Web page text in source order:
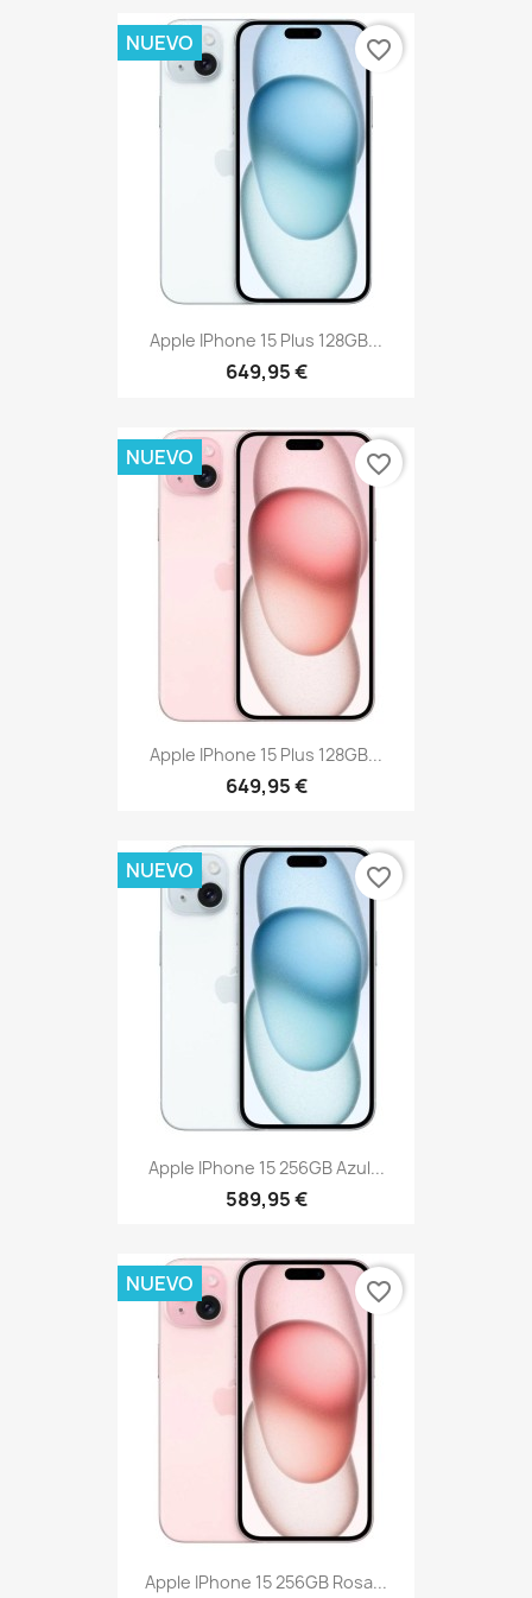
Apple IPhone 15 Plus 128GB...
649,95 €
NUEVO favorite_border
Apple IPhone 15 Plus 128GB...
649,95 €
NUEVO favorite_border
Apple IPhone 15 256GB Azul...
589,95 €
NUEVO favorite_border
Apple IPhone 15 256GB Rosa...
NUEVO favorite_border